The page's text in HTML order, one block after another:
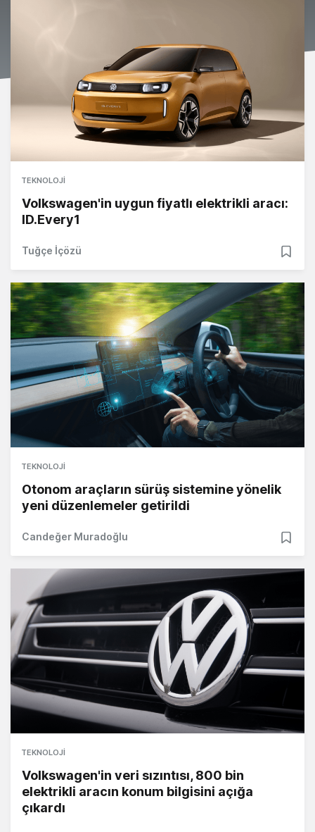
TEKNOLOJI
Volkswagen'in uygun fiyatlı elektrikli aracı:
ID.Every1
Tuğçe İçözü
TEKNOLOJI
Otonom araçların sürüş sistemine yönelik
yeni düzenlemeler getirildi
Candeğer Muradoğlu
TEKNOLOJI
Volkswagen'in veri sızıntısı, 800 bin
elektrikli aracın konum bilgisini açığa
çıkardı